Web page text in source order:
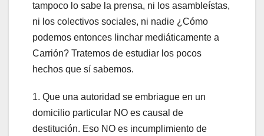
tampoco lo sabe la prensa, ni los asambleístas,
ni los colectivos sociales, ni nadie ¿Cómo
podemos entonces linchar mediáticamente a
Carrión? Tratemos de estudiar los pocos
hechos que sí sabemos.
1. Que una autoridad se embriague en un
domicilio particular NO es causal de
destitución. Eso NO es incumplimiento de